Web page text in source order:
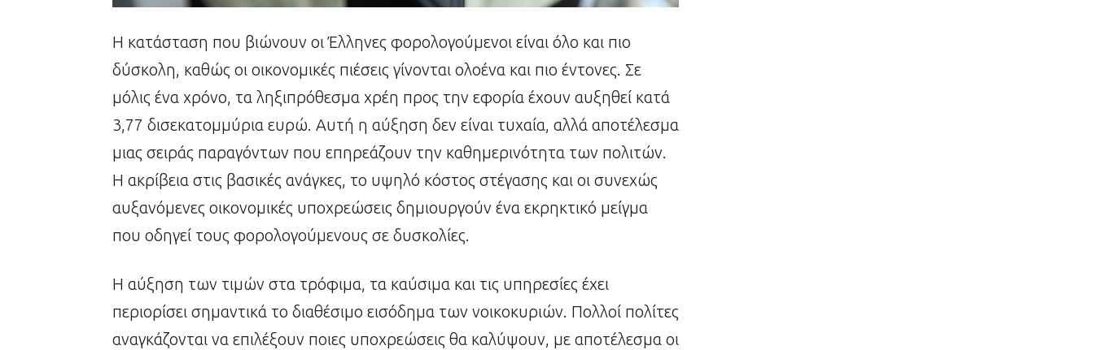
Η κατάσταση που βιώνουν οι Έλληνες φορολογούμενοι είναι όλο και πιο
δύσκολη, καθώς οι οικονομικές πιέσεις γίνονται ολοένα και πιο έντονες. Σε
μόλις ένα χρόνο, τα ληξιπρόθεσμα χρέη προς την εφορία έχουν αυξηθεί κατά
3,77 δισεκατομμύρια ευρώ. Αυτή η αύξηση δεν είναι τυχαία, αλλά αποτέλεσμα
μιας σειράς παραγόντων που επηρεάζουν την καθημερινότητα των πολιτών.
Η ακρίβεια στις βασικές ανάγκες, το υψηλό κόστος στέγασης και οι συνεχώς
αυξανόμενες οικονομικές υποχρεώσεις δημιουργούν ένα εκρηκτικό μείγμα
που οδηγεί τους φορολογούμενους σε δυσκολίες.
Η αύξηση των τιμών στα τρόφιμα, τα καύσιμα και τις υπηρεσίες έχει
περιορίσει σημαντικά το διαθέσιμο εισόδημα των νοικοκυριών. Πολλοί πολίτες
αναγκάζονται να επιλέξουν ποιες υποχρεώσεις θα καλύψουν, με αποτέλεσμα οι